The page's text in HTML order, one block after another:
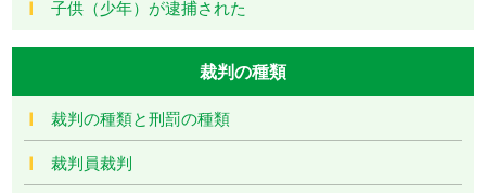
子供（少年）が逮捕された
裁判の種類
裁判の種類と刑罰の種類
裁判員裁判